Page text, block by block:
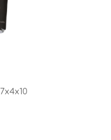
7x4x10